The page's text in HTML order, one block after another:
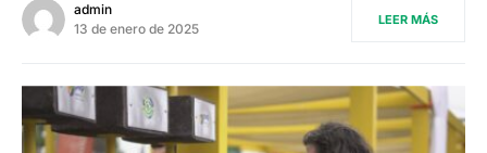
admin
13 de enero de 2025
LEER MÁS